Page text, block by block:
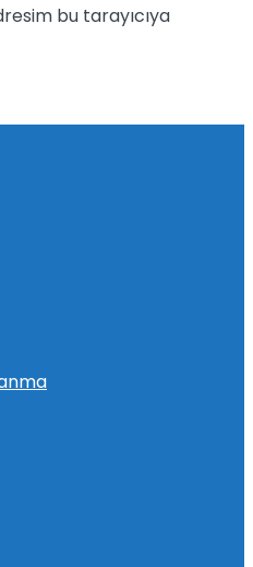
bu tarayıcıya